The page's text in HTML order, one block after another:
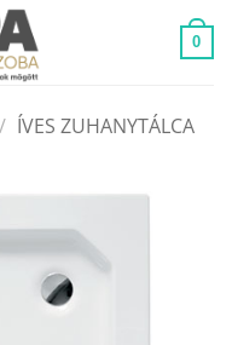
0
/ ÍVES ZUHANYTÁLCA